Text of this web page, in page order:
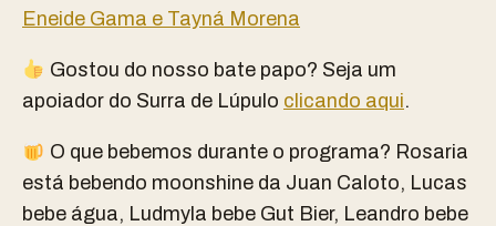
Eneide Gama e Tayná Morena
Gostou do nosso bate papo? Seja um
apoiador do Surra de Lúpulo clicando aqui.
O que bebemos durante o programa? Rosaria
está bebendo moonshine da Juan Caloto, Lucas
bebe água, Ludmyla bebe Gut Bier, Leandro bebe